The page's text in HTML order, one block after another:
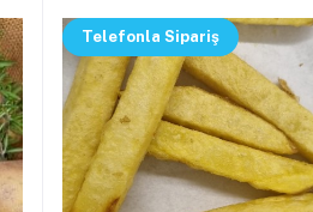
Telefonla Sipariş